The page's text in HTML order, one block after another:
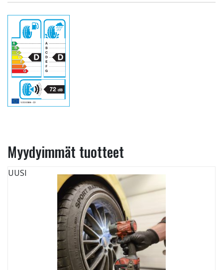
Myydyimmät tuotteet
UUSI